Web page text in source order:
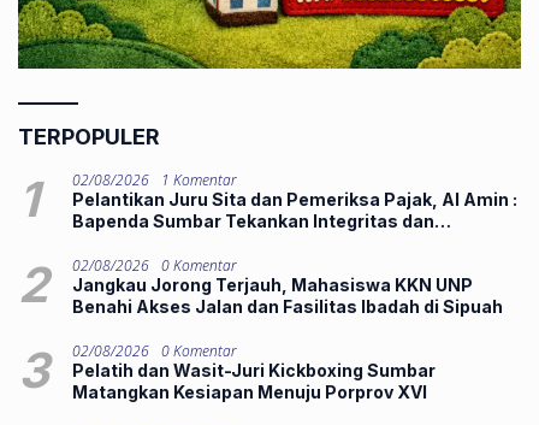
TERPOPULER
1 02/08/2026
1 Komentar
Pelantikan Juru Sita dan Pemeriksa Pajak, Al Amin :
Bapenda Sumbar Tekankan Integritas dan
2 02/08/2026 0 Komentar
Jangkau Jorong Terjauh, Mahasiswa KKN UNP
Benahi Akses Jalan dan Fasilitas Ibadah di Sipuah
3 02/08/2026 0 Komentar
Pelatih dan Wasit-Juri Kickboxing Sumbar
Matangkan Kesiapan Menuju Porprov XVI